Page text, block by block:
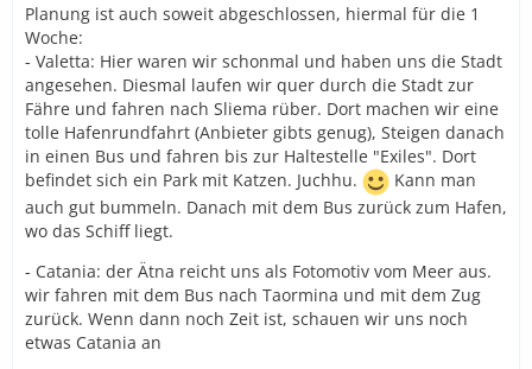
Planung ist auch soweit abgeschlossen, hiermal für die 1
Woche:
- Valetta: Hier waren wir schonmal und haben uns die Stadt
angesehen. Diesmal laufen wir quer durch die Stadt zur
Fähre und fahren nach Sliema rüber. Dort machen wir eine
tolle Hafenrundfahrt (Anbieter gibts genug), Steigen danach
in einen Bus und fahren bis zur Haltestelle "Exiles". Dort
befindet sich ein Park mit Katzen. Juchhu.
Kann man
auch gut bummeln. Danach mit dem Bus zurück zum Hafen,
wo das Schiff liegt.
- Catania: der Ätna reicht uns als Fotomotiv vom Meer aus.
wir fahren mit dem Bus nach Taormina und mit dem Zug
zurück. Wenn dann noch Zeit ist, schauen wir uns noch
etwas Catania an